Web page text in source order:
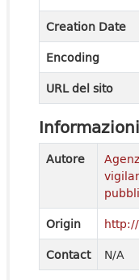
Creation Date
Encoding
URL del sito
Autore
Origin
Contact
N/A